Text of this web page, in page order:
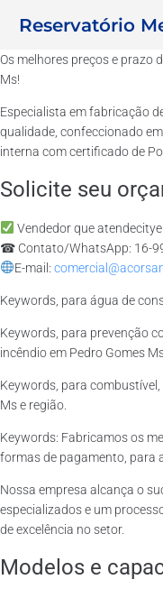
Reservatório
Os melhores preços e prazo
Ms!
Especialista em fabricação
qualidade, confeccionado
interna com certificado de
Solicite seu
Vendedor que
☎ Contato/WhatsApp: 16-
E-mail:
Keywords, para água de
Keywords, para prevenção
incêndio em Pedro Gomes
Keywords, para combustível,
Ms e região.
Keywords: Fabricamos os
formas de pagamento, para
Nossa empresa alcança o
especializados e um
de excelência no setor.
Modelos e